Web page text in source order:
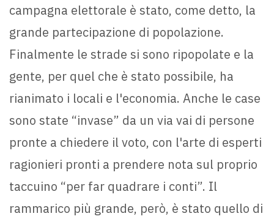
campagna elettorale è stato, come detto, la
grande partecipazione di popolazione.
Finalmente le strade si sono ripopolate e la
gente, per quel che è stato possibile, ha
rianimato i locali e l'economia. Anche le case
sono state “invase” da un via vai di persone
pronte a chiedere il voto, con l'arte di esperti
ragionieri pronti a prendere nota sul proprio
taccuino “per far quadrare i conti”. Il
rammarico più grande, però, è stato quello di